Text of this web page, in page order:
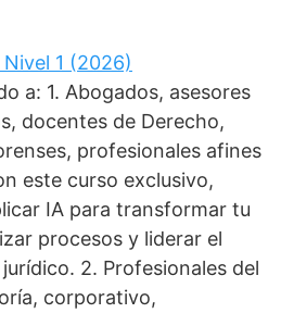
1 (2026)
a: 1. Abogados, asesores
docentes de Derecho,
profesionales afines
este curso exclusivo,
IA para transformar tu
procesos y liderar el
2. Profesionales del
corporativo,